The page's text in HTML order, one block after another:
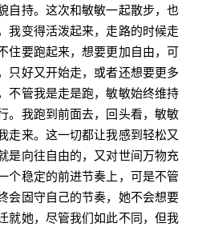
自持。这次和敏敏一起散步，也
我变得活泼起来，走路的时候走
住要跑起来，想要更加自由，可
只好又开始走，或者还想要更多
不管我是走是跑，敏敏始终维持
。我跑到前面去，回头看，敏敏
走来。这一切都让我感到轻松又
是向往自由的，又对世间万物充
个稳定的前进节奏上，可是不管
会固守自己的节奏，她不会想要
就她，尽管我们如此不同，但我